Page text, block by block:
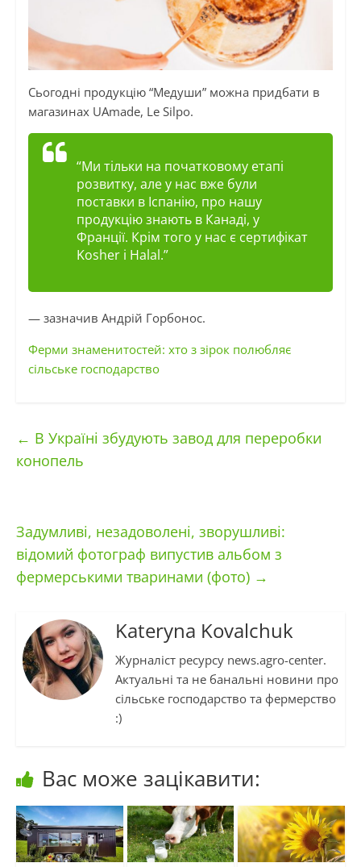
Сьогодні продукцію “Медуши” можна придбати в
магазинах UAmade, Le Silpo.
“Ми тільки на початковому етапі
розвитку, але у нас вже були
поставки в Іспанію, про нашу
продукцію знають в Канаді, у
Франції. Крім того у нас є сертифікат
Kosher і Halal.”
— зазначив Андрій Горбонос.
Ферми знаменитостей: хто з зірок полюбляє
сільське господарство
← В Україні збудують завод для переробки
конопель
Задумливі, незадоволені, зворушливі:
відомий фотограф випустив альбом з
фермерськими тваринами (фото) →
Kateryna Kovalchuk
Журналіст ресурсу news.agro-center.
Актуальні та не банальні новини про
сільське господарство та фермерство
:)
Вас може зацікавити: